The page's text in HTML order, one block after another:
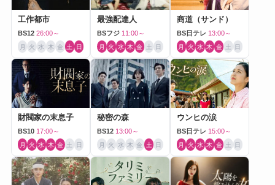
工作都市
BS12 26:00～
月 火 水 木 金 土 日
最強配達人
BSフジ 11:00～
月 火 水 木 金 土 日
商道（サンド）
BS日テレ 13:00～
月 火 水 木 金 土 日
財閥家の末息子
BS10 17:00～
月 火 水 木 金 土 日
秘密の森
BS12 13:00～
月 火 水 木 金 土 日
ウンヒの涙
BS日テレ 15:00～
月 火 水 木 金 土 日